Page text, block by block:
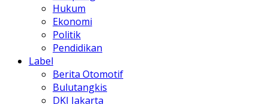
Hukum
Ekonomi
Politik
Pendidikan
Label
Berita Otomotif
Bulutangkis
DKI Jakarta